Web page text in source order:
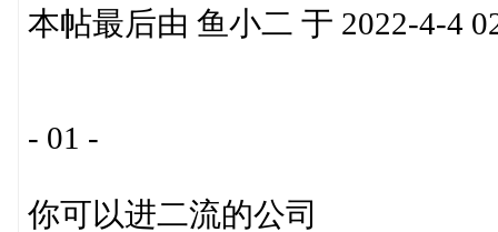
本帖最后由 鱼小二 于 2022-4-4
- 01 -
你可以进二流的公司